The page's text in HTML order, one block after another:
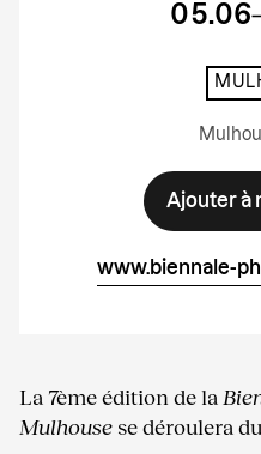
05.06
Ajouter à
www.biennale-
La 7ème édition de la
Mulhouse se déroulera